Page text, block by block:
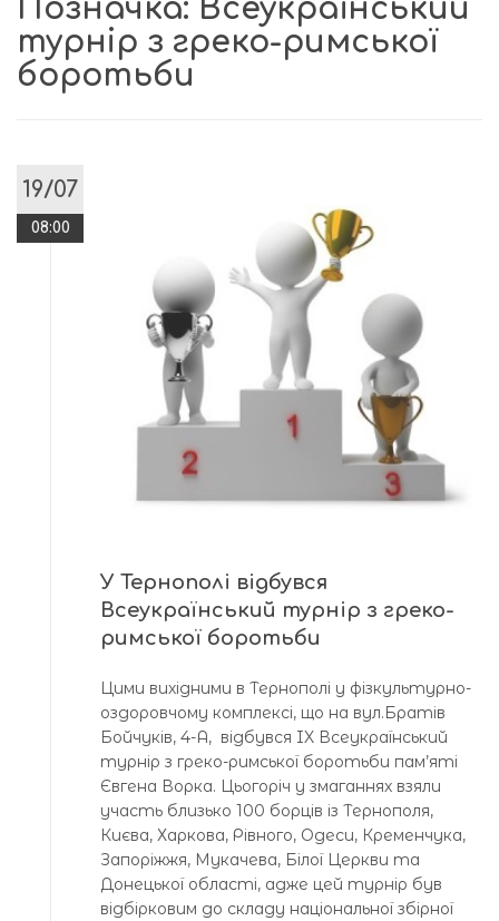
Позначка: Всеукраїнський
турнір з греко-римської
боротьби
19/07
08:00
У Тернополі відбувся
Всеукраїнський турнір з греко-
римської боротьби
Цими вихідними в Тернополі у фізкультурно-
оздоровчому комплексі, що на вул.Братів
Бойчуків, 4-А, відбувся IX Всеукраїнський
турнір з греко-римської боротьби пам’яті
Євгена Ворка. Цьогоріч у змаганнях взяли
участь близько 100 борців із Тернополя,
Києва, Харкова, Рівного, Одеси, Кременчука,
Запоріжжя, Мукачева, Білої Церкви та
Донецької області, адже цей турнір був
відбірковим до складу національної збірної